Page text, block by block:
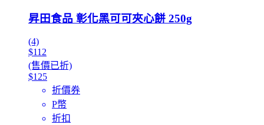
昇田食品 彰化黑可可夾心餅 250g
(4)
$112
(售價已折)
$125
折價券
P幣
折扣